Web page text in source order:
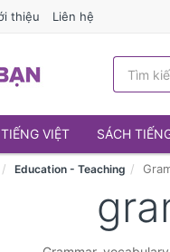
thiệu Liên hệ
VIỆT SÁCH
Education - Teaching